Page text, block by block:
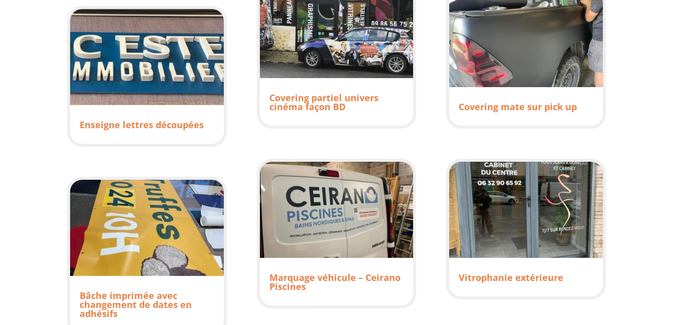
Enseigne lettres découpées
Bâche imprimée avec
changement de dates en
adhésifs
Covering partiel univers
cinéma façon BD
Marquage véhicule – Ceirano
Piscines
Covering mate sur pick up
Vitrophanie extérieure